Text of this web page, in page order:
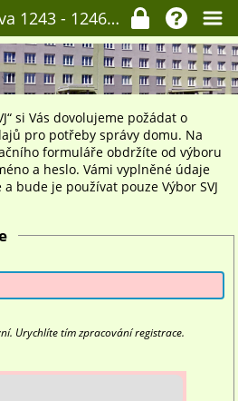
SV pro dům Galandova 1243 - 1246, Praha 6
si Vás dovolujeme požádat o
pro potřeby správy domu. Na
formuláře obdržíte od výboru
a heslo. Vámi vyplněné údaje
bude je používat pouze Výbor SVJ
Urychlíte tím zpracování registrace.